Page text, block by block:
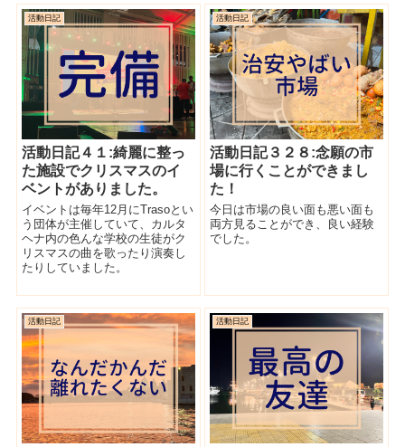
活動日記
活動日記４１:綺麗に整っ
た施設でクリスマスのイ
ベントがありました。
イベントは毎年12月にTrasoとい
う団体が主催していて、カルタ
ヘナ内の色んな学校の生徒がク
リスマスの曲を歌ったり演奏し
たりしていました。
活動日記
活動日記３２８:念願の市
場に行くことができまし
た！
今日は市場の良い面も悪い面も
両方見ることができ、良い経験
でした。
活動日記 活動日記